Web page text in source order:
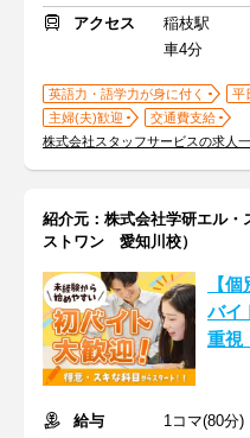
アクセス
稲枝駅
車4分
英語力・語学力が身に付く 平
主婦(夫)歓迎
交通費支給
株式会社スタッフサービスの求人
紹介元：株式会社学研エル
ストワン 愛知川校）
【
バイ
重視
給与
1コマ(80分